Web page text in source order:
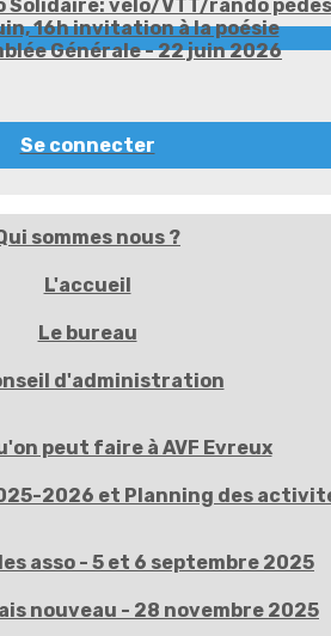
Solidaire: vélo/VTT/rando
16h invitation à la poésie
Générale - 22 juin 2026
Se connecter
sommes nous ?
L'accueil
Le bureau
d'administration
peut faire à AVF Evreux
2026 et Planning des
asso - 5 et 6 septembre 2025
nouveau - 28 novembre 2025